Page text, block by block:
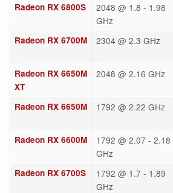
Radeon RX 6800S
2048 @ 1.8 - 1.98
GHz
Radeon RX 6700M 2304 @ 2.3 GHz
Radeon RX 6650M
XT
2048 @ 2.16 GHz
Radeon RX 6650M 1792 @ 2.22 GHz
Radeon RX 6600M
1792 @ 2.07 - 2.18
GHz
Radeon RX 6700S
1792 @ 1.7 - 1.89
GHz